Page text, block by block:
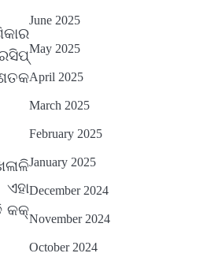
କକ୍‌
June 2025
May 2025
April 2025
March 2025
February 2025
January 2025
December 2024
November 2024
October 2024